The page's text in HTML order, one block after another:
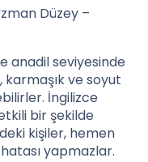
Düzey –
anadil seviyesinde
ve soyut
İngilizce
bir şekilde
kişiler, hemen
yapmazlar.